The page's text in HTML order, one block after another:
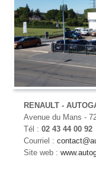
RENAULT -
Avenue du Mans -
Tél : 02 43 44 00 92
Courriel :
Site web :